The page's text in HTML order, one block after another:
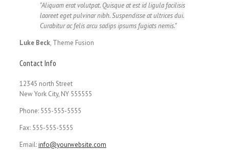
Aliquam erat volutpat. Quisque at est id ligula facilisis
laoreet eget pulvinar nibh. Suspendisse at ultrices dui.
Curabitur ac felis arcu sadips ipsums fugiats nemis.
Luke Beck, Theme Fusion
Contact Info
12345 north Street
New York City, NY 555555
Phone: 555-555-5555
Fax: 555-555-5555
Email:info@yourwebsite.com